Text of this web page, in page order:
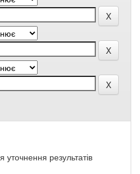
уточнення результатів